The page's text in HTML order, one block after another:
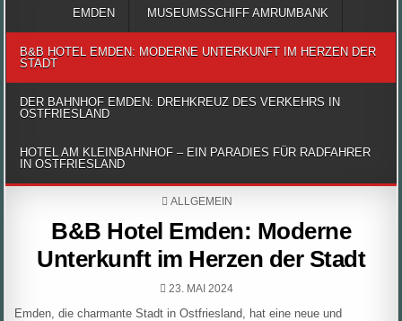
EMDEN MUSEUMSSCHIFF AMRUMBANK
B&B HOTEL EMDEN: MODERNE UNTERKUNFT IM HERZEN DER
STADT
DER BAHNHOF EMDEN: DREHKREUZ DES VERKEHRS IN
OSTFRIESLAND
HOTEL AM KLEINBAHNHOF – EIN PARADIES FÜR RADFAHRER
IN OSTFRIESLAND
POSTED
ALLGEMEIN
B&B Hotel Emden: Moderne
Unterkunft im Herzen der Stadt
PUBLISHED
23. MAI 2024
Emden, die charmante Stadt in Ostfriesland, hat eine neue und